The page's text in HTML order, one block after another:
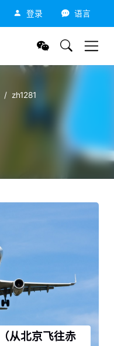
登录 语言
zh1281
从北京飞往赤